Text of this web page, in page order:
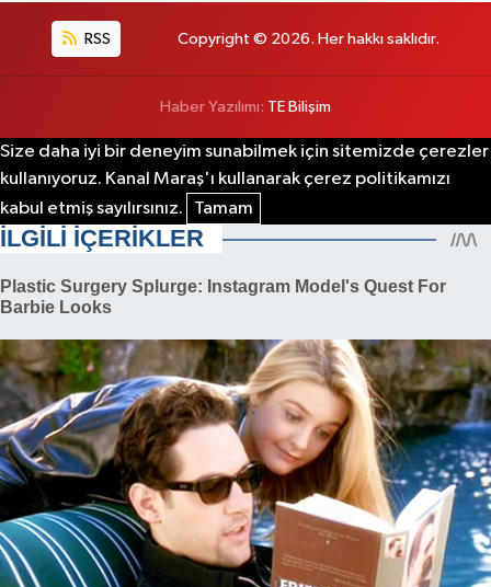
RSS Copyright © 2026. Her hakkı saklıdır.
Haber Yazılımı: TE Bilişim
Size daha iyi bir deneyim sunabilmek için sitemizde çerezler
kullanıyoruz. Kanal Maraş'ı kullanarak çerez politikamızı
kabul etmiş sayılırsınız.
Tamam